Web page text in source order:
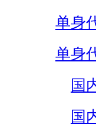
单身
单身
国
国